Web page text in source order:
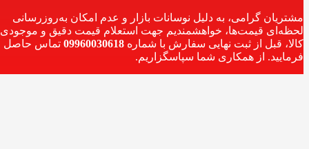
مشتریان گرامی، به دلیل نوسانات بازار و عدم امکان به‌روزرسانی
لحظه‌ای قیمت‌ها، خواهشمندیم جهت استعلام قیمت دقیق و موجودی
کالا، قبل از ثبت نهایی سفارش با شماره 09960030618 تماس حاصل
فرمایید. از همکاری شما سپاسگزاریم.